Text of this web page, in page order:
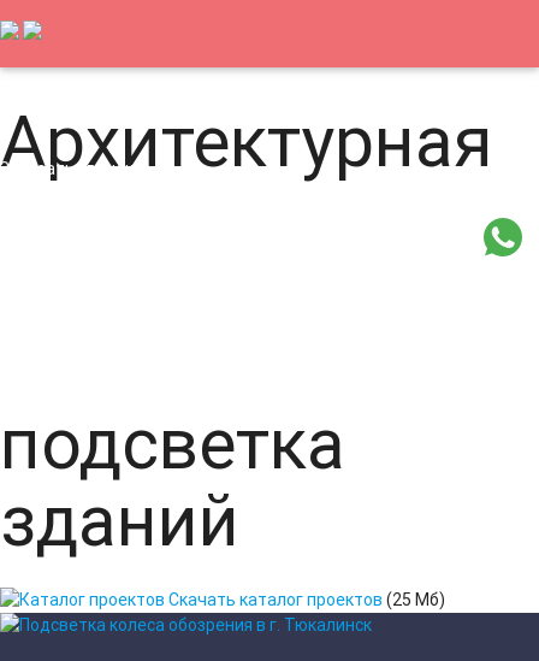
Заказать звонок
Архитектурная
подсветка
зданий
Скачать каталог проектов (25 Мб)